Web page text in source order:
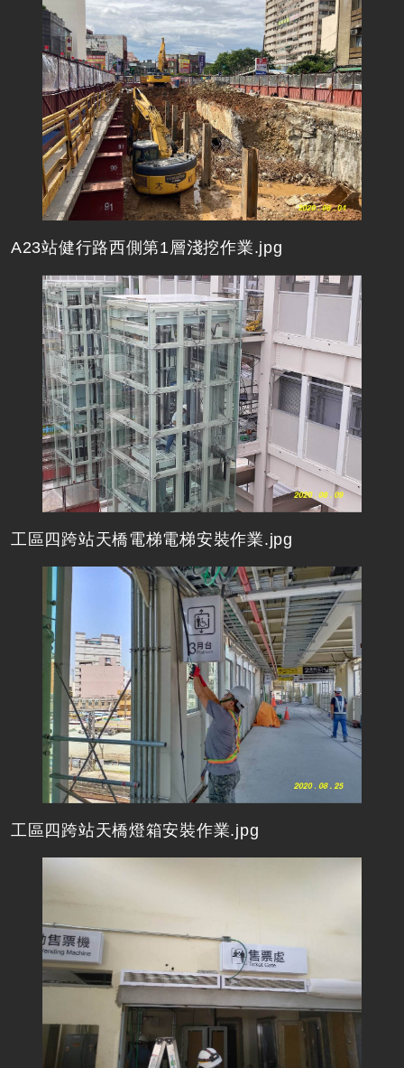
A23站健行路西側第1層淺挖作業.jpg
工區四跨站天橋電梯電梯安裝作業.jpg
工區四跨站天橋燈箱安裝作業.jpg